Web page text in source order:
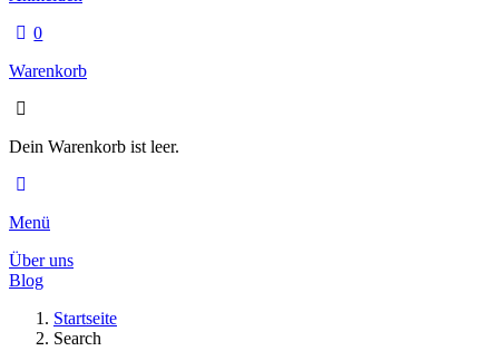
0
Warenkorb
Dein Warenkorb ist leer.
Menü
Über uns
Blog
Startseite
Search